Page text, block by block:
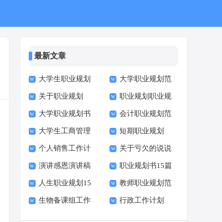
最新文章
大学生职业规划
书 14篇
大学职业规划范
文
关于职业规划 职业规划职业规
划11篇
大学职业规划书
15篇
会计职业规划范
文
大学生工商管理
职业规划书
短期职业规划
个人销售工作计
划15篇
关于亏欠的说说
演讲感恩演讲稿
(合集15篇)
职业规划书15篇
人生职业规划15
篇
教师职业规划范
文
生物备课组工作 行政工作计划